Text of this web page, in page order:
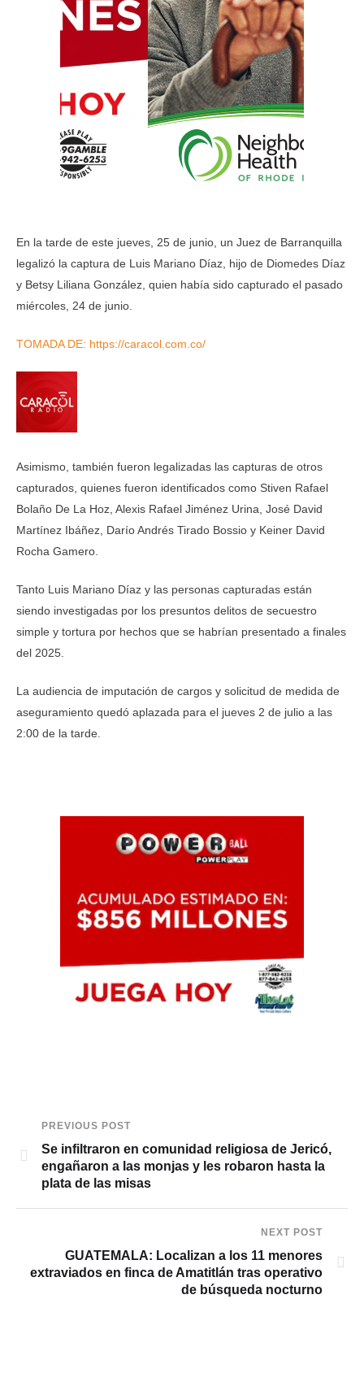
En la tarde de este jueves, 25 de junio, un Juez de Barranquilla
legalizó la captura de Luis Mariano Díaz, hijo de Diomedes Díaz
y Betsy Liliana González, quien había sido capturado el pasado
miércoles, 24 de junio.
TOMADA DE: https://caracol.com.co/
Asimismo, también fueron legalizadas las capturas de otros
capturados, quienes fueron identificados como Stiven Rafael
Bolaño De La Hoz, Alexis Rafael Jiménez Urina, José David
Martínez Ibáñez, Darío Andrés Tirado Bossio y Keiner David
Rocha Gamero.
Tanto Luis Mariano Díaz y las personas capturadas están
siendo investigadas por los presuntos delitos de secuestro
simple y tortura por hechos que se habrían presentado a finales
del 2025.
La audiencia de imputación de cargos y solicitud de medida de
aseguramiento quedó aplazada para el jueves 2 de julio a las
2:00 de la tarde.
PREVIOUS POST
Se infiltraron en comunidad religiosa de Jericó,
engañaron a las monjas y les robaron hasta la
plata de las misas
NEXT POST
GUATEMALA: Localizan a los 11 menores
extraviados en finca de Amatitlán tras operativo
de búsqueda nocturno